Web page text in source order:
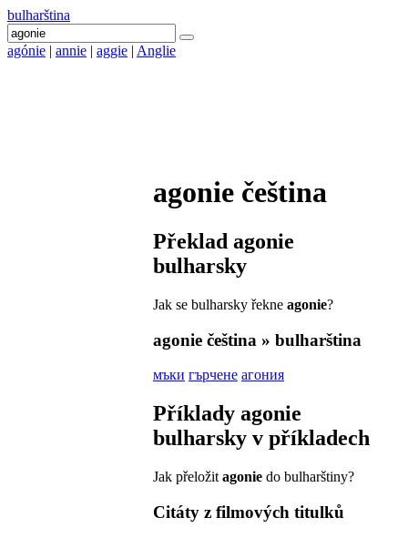
bulharština
agónie | annie | aggie | Anglie
agonie čeština
Překlad agonie
bulharsky
Jak se bulharsky řekne agonie?
agonie čeština » bulharština
мъки гърчене агония
Příklady agonie
bulharsky v příkladech
Jak přeložit agonie do bulharštiny?
Citáty z filmových titulků